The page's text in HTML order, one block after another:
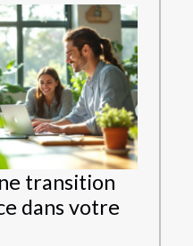
transition
dans votre